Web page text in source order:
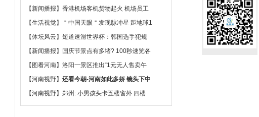
【新闻播报 】 香港机场客机货物起火 机场员工
【生活视觉】
＂中国天眼＂发现脉冲星 距地球1
【体坛风云 】 短道速滑世界杯：韩国选手犯规
【新闻播报 】
国庆节景点有多堵? 100秒速览各
【 图看河南】 洛阳一景区推出“1元无人售卖午
【河南视野】 还看今朝-河南如此多娇 镜头下中
【河南视野】 郑州: 小男孩头卡五楼窗外 四楼